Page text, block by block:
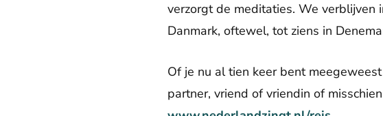
verzorgt de meditaties. We verblijven
Danmark, oftewel, tot ziens in
Of je nu al tien keer bent
partner, vriend of vriendin of